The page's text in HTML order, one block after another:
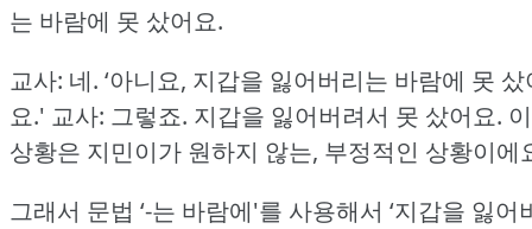
는 바람에 못 샀어요.
교사: 네. ‘아니요, 지갑을 잃어버리는 바람에 못 샀
요.' 교사: 그렇죠. 지갑을 잃어버려서 못 샀어요. 이
상황은 지민이가 원하지 않는, 부정적인 상황이에
그래서 문법 ‘-는 바람에'를 사용해서 ‘지갑을 잃어